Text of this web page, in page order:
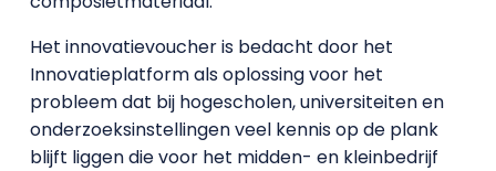
Het innovatievoucher is bedacht door het
Innovatieplatform als oplossing voor het
probleem dat bij hogescholen, universiteiten en
onderzoeksinstellingen veel kennis op de plank
blijft liggen die voor het midden- en kleinbedrijf